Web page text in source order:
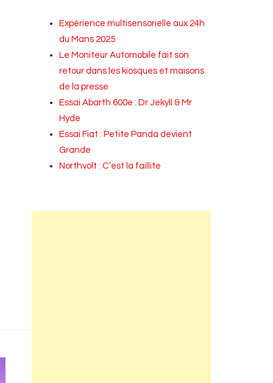
Expérience multisensorielle aux 24h
du Mans 2025
Le Moniteur Automobile fait son
retour dans les kiosques et maisons
de la presse
Essai Abarth 600e : Dr Jekyll & Mr
Hyde
Essai Fiat : Petite Panda devient
Grande
Northvolt : C’est la faillite